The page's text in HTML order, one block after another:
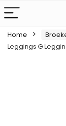
Home
Leggings G